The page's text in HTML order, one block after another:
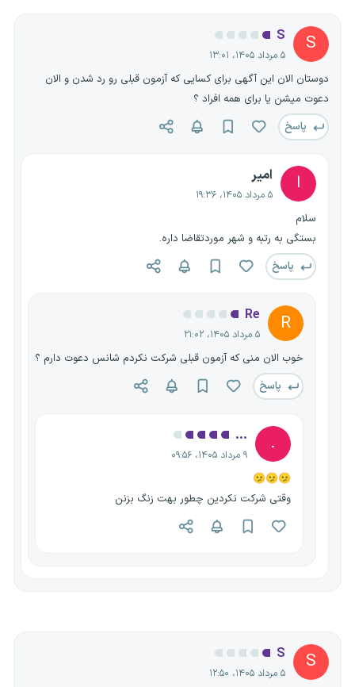
S
S
۵ مرداد ۱۴۰۵، ۱۳:۰۱
دوستان الان این آگهی برای کسایی که آزمون قبلی رو رد شدن و الان
دعوت میشن یا برای همه افراد ؟
پاسخ
ا امیر
۵ مرداد ۱۴۰۵، ۱۹:۳۶
سلام
بستگی به رتبه و شهر موردتقاضا داره.
پاسخ
R
Re
۵ مرداد ۱۴۰۵، ۲۱:۰۲
خوب الان منی که آزمون قبلی شرکت نکردم شانس دعوت دارم ؟
پاسخ
.
...
۹ مرداد ۱۴۰۵، ۰۹:۵۶
🫤🫤🫤
وقتی شرکت نکردین چطور بهت زنگ بزنن
S
S
۵ مرداد ۱۴۰۵، ۱۲:۵۰